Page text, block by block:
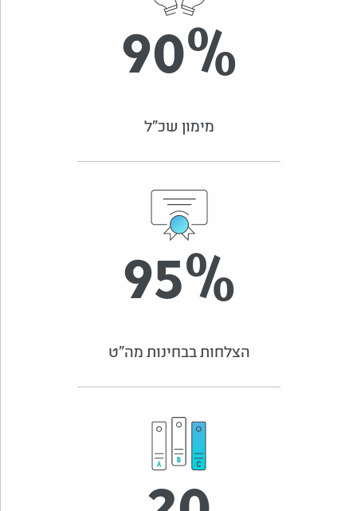
%
90
מימון שכ"ל
%
95
הצלחות בבחינות מה"ט